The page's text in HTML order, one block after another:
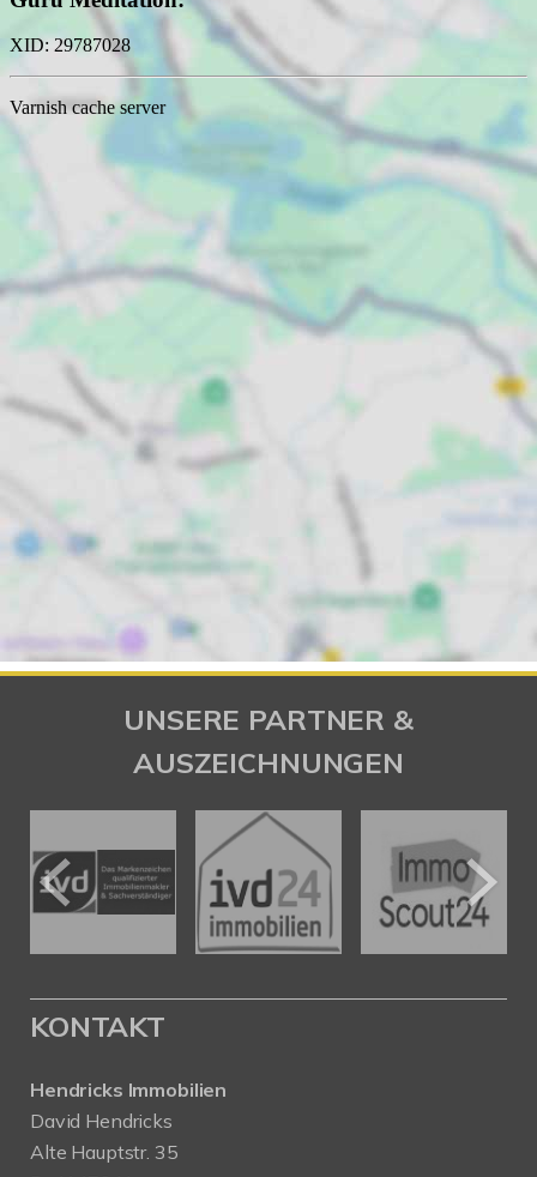
UNSERE PARTNER &
AUSZEICHNUNGEN
KONTAKT
Hendricks Immobilien
David Hendricks
Alte Hauptstr. 35